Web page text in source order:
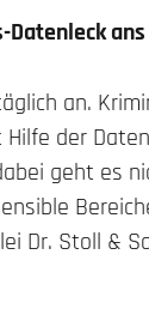
an.
der
geht es
Dr. Stoll &